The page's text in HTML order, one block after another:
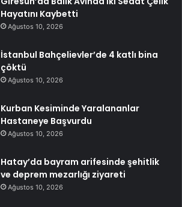
Hayatını Kaybetti
Ağustos 10, 2026
İstanbul Bahçelievler’de 4 katlı bina
çöktü
Ağustos 10, 2026
Kurban Kesiminde Yaralananlar
Hastaneye Başvurdu
Ağustos 10, 2026
Hatay’da bayram arifesinde şehitlik
ve deprem mezarlığı ziyareti
Ağustos 10, 2026